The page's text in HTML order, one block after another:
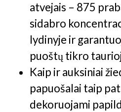
atvejais – 875
sidabro
lydinyje ir
puoštų tikro
Kaip ir auksiniai
papuošalai taip
dekoruojami